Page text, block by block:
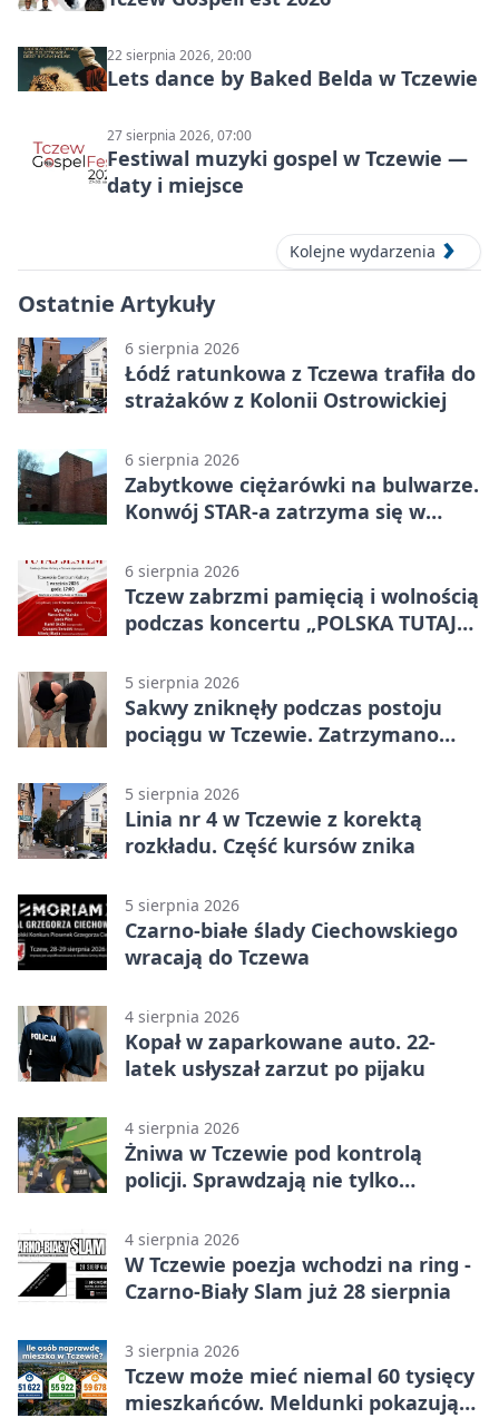
22 sierpnia 2026, 20:00
Lets dance by Baked Belda w Tczewie
27 sierpnia 2026, 07:00
Festiwal muzyki gospel w Tczewie —
daty i miejsce
Kolejne wydarzenia
Ostatnie Artykuły
6 sierpnia 2026
Łódź ratunkowa z Tczewa trafiła do
strażaków z Kolonii Ostrowickiej
6 sierpnia 2026
Zabytkowe ciężarówki na bulwarze.
Konwój STAR-a zatrzyma się w
6 sierpnia 2026
Tczew zabrzmi pamięcią i wolnością
podczas koncertu „POLSKA TUTAJ
5 sierpnia 2026
Sakwy zniknęły podczas postoju
pociągu w Tczewie. Zatrzymano
5 sierpnia 2026
Linia nr 4 w Tczewie z korektą
rozkładu. Część kursów znika
5 sierpnia 2026
Czarno-białe ślady Ciechowskiego
wracają do Tczewa
4 sierpnia 2026
Kopał w zaparkowane auto. 22-
latek usłyszał zarzut po pijaku
4 sierpnia 2026
Żniwa w Tczewie pod kontrolą
policji. Sprawdzają nie tylko
4 sierpnia 2026
W Tczewie poezja wchodzi na ring -
Czarno-Biały Slam już 28 sierpnia
3 sierpnia 2026
Tczew może mieć niemal 60 tysięcy
mieszkańców. Meldunki pokazują